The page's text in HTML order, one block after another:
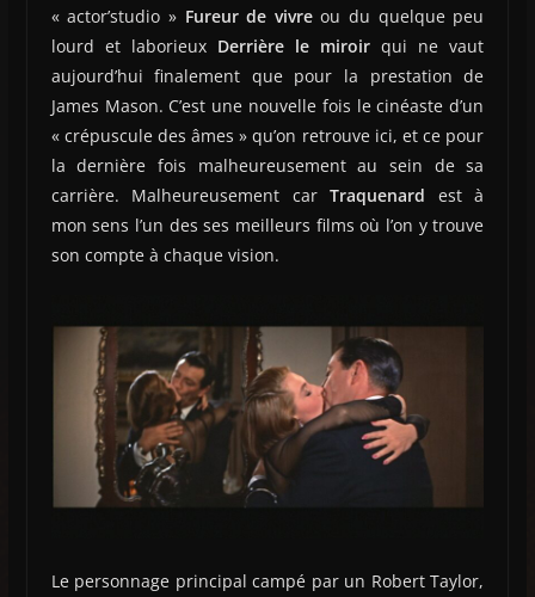
« actor’studio » Fureur de vivreou du quelque peu
lourd et laborieux Derrière le miroir qui ne vaut
aujourd’hui finalement que pour la prestation de
James Mason. C’est une nouvelle fois le cinéaste d’un
« crépuscule des âmes » qu’on retrouve ici, et ce pour
la dernière fois malheureusement au sein de sa
carrière. Malheureusement carTraquenard est à
mon sens l’un des ses meilleurs films où l’on y trouve
son compte à chaque vision.
Le personnage principal campé par un Robert Taylor,